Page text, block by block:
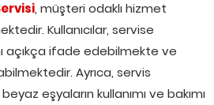
, müşteri odaklı hizmet
Kullanıcılar, servise
açıkça ifade edebilmekte ve
Ayrıca, servis
eşyaların kullanımı ve bakımı